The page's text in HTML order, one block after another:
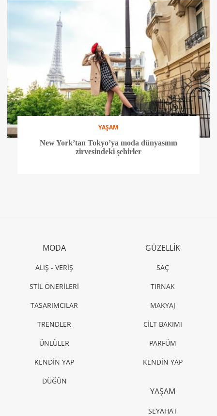
YAŞAM
New York’tan Tokyo’ya moda dünyasının
zirvesindeki şehirler
MODA
ALIŞ - VERİŞ
STİL ÖNERİLERİ
TASARIMCILAR
TRENDLER
ÜNLÜLER
KENDİN YAP
DÜĞÜN
GÜZELLİK
SAÇ
TIRNAK
MAKYAJ
CİLT BAKIMI
PARFÜM
KENDİN YAP
YAŞAM
SEYAHAT